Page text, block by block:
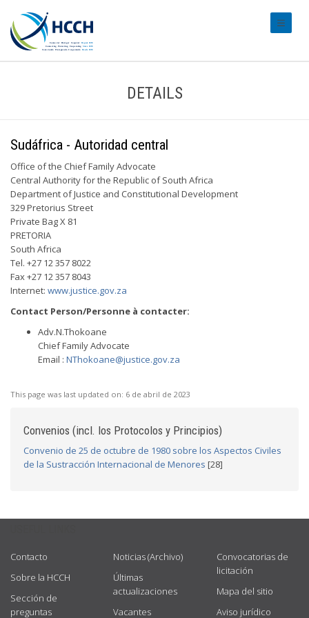
DETAILS
Sudáfrica - Autoridad central
Office of the Chief Family Advocate
Central Authority for the Republic of South Africa
Department of Justice and Constitutional Development
329 Pretorius Street
Private Bag X 81
PRETORIA
South Africa
Tel. +27 12 357 8022
Fax +27 12 357 8043
Internet: www.justice.gov.za
Contact Person/Personne à contacter:
Adv.N.Thokoane
Chief Family Advocate
Email : NThokoane@justice.gov.za
This page was last updated on: 6 de abril de 2023
Convenios (incl. los Protocolos y Principios)
Convenio de 25 de octubre de 1980 sobre los Aspectos Civiles
de la Sustracción Internacional de Menores [28]
Contacto
Sobre la HCCH
Sección de
preguntas
Noticias (Archivo)
Últimas
actualizaciones
Vacantes
Convocatorias de
licitación
Mapa del sitio
Aviso jurídico